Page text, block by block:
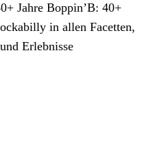
Jahre Boppin’B: 40+
in allen Facetten,
Erlebnisse